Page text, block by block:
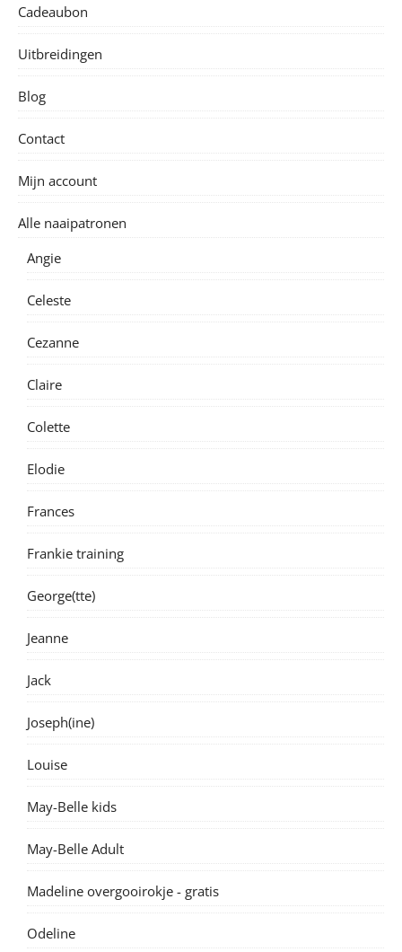
Cadeaubon
Uitbreidingen
Blog
Contact
Mijn account
Alle naaipatronen
Angie
Celeste
Cezanne
Claire
Colette
Elodie
Frances
Frankie training
George(tte)
Jeanne
Jack
Joseph(ine)
Louise
May-Belle kids
May-Belle Adult
Madeline overgooirokje - gratis
Odeline